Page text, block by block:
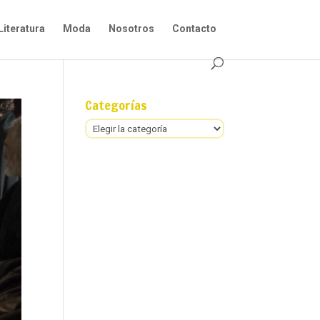
Moda Nosotros Contacto
Categorías
Categorías